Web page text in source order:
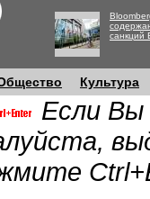
санкций
Культура
Если Вы